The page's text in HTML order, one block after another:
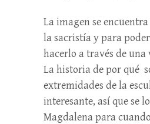
La imagen se
la sacristía y para
hacerlo a través de
La historia de por qué
extremidades de la
interesante, así que se
Magdalena para